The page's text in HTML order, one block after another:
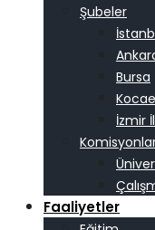
Şubeler
Bursa
İzmir
Faaliyetler